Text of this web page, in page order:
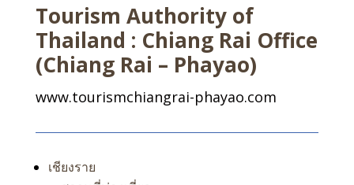
Tourism Authority of
Thailand : Chiang Rai Office
(Chiang Rai – Phayao)
www.tourismchiangrai-phayao.com
เชียงราย